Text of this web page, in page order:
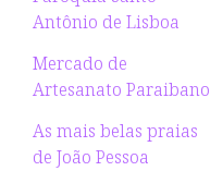
Antônio de Lisboa
Mercado de
Artesanato Paraibano
As mais belas praias
de João Pessoa